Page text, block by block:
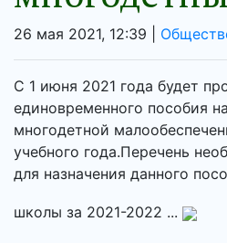
26 мая 2021, 12:39 |
С 1 июня 2021 года будет
единовременного пособия
многодетной
учебного года.Перечень
для назначения данного
школы за 2021-2022 ...